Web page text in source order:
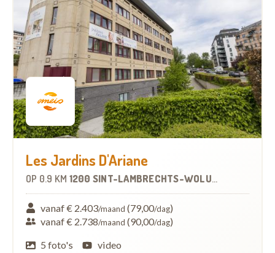
Les Jardins D'Ariane
OP 0.9 KM 1200 SINT-LAMBRECHTS-WOLUWE
vanaf € 2.403/maand (79,00/dag)
vanaf € 2.738/maand (90,00/dag)
5 foto's
video